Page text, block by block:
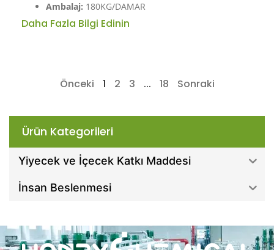
Ürün Kategorileri
Yiyecek ve İçecek Katkı Maddesi
İnsan Beslenmesi
Ambalaj: 180KG/DAMAR
Daha Fazla Bilgi Edinin
Önceki 1 2 3 ... 18 Sonraki